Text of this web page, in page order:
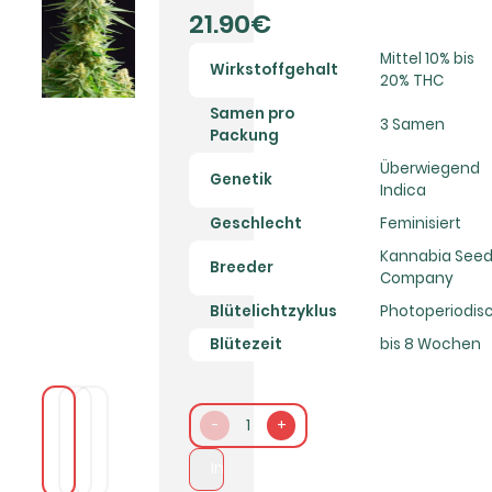
21.90€
Wirkstoffgehalt
Mittel 10% bis
20% THC
Samen pro
Packung
3 Samen
Genetik
Überwiegend
Indica
Geschlecht
Feminisiert
Breeder
Kannabia Seed
Company
Blütelichtzyklus
Blütezeit
bis 8 Wochen
- 1 +